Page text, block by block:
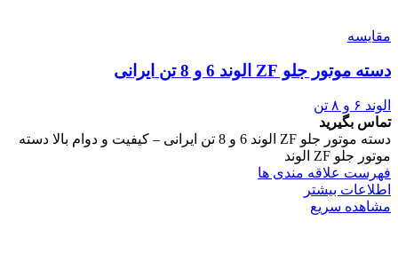
مقایسه
دسته موتور جلو ZF الوند 6 و 8 تن ایرانی
الوند ۶ و ۸ تن
تماس بگیرید
دسته موتور جلو ZF الوند 6 و 8 تن ایرانی – کیفیت و دوام بالا دسته
موتور جلو ZF الوند
فهرست علاقه مندی ها
اطلاعات بیشتر
مشاهده سریع